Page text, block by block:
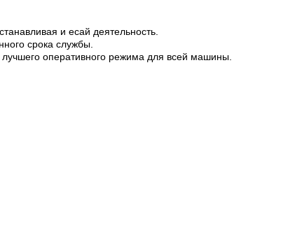
и есай деятельность.
срока службы.
оперативного режима для всей машины.